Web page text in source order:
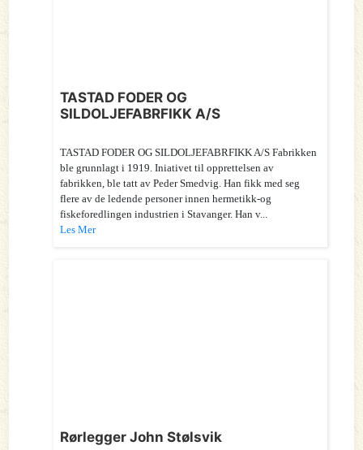
TASTAD FODER OG
SILDOLJEFABRFIKK A/S
TASTAD FODER OG SILDOLJEFABRFIKK A/S Fabrikken
ble grunnlagt i 1919. Iniativet til opprettelsen av
fabrikken, ble tatt av Peder Smedvig. Han fikk med seg
flere av de ledende personer innen hermetikk-og
fiskeforedlingen industrien i Stavanger. Han v...
Les Mer
Rørlegger John Stølsvik